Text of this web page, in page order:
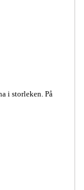
i storleken. På